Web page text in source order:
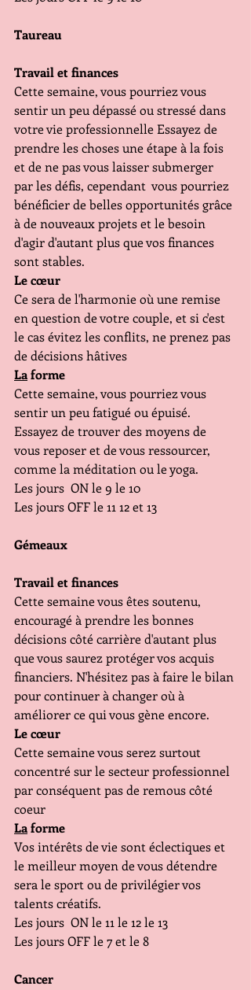
Taureau
Travail et finances
Cette semaine, vous pourriez vous
sentir un peu dépassé ou stressé dans
votre vie professionnelle Essayez de
prendre les choses une étape à la fois
et de ne pas vous laisser submerger
par les défis, cependant  vous pourriez
bénéficier de belles opportunités grâce
à de nouveaux projets et le besoin
d'agir d'autant plus que vos finances
sont stables.
Le cœur
Ce sera de l'harmonie où une remise
en question de votre couple, et si c'est
le cas évitez les conflits, ne prenez pas
de décisions hâtives
La forme
Cette semaine, vous pourriez vous
sentir un peu fatigué ou épuisé.
Essayez de trouver des moyens de
vous reposer et de vous ressourcer,
comme la méditation ou le yoga.
Les jours  ON le 9 le 10
Les jours OFF le 11 12 et 13
Gémeaux
Travail et finances
Cette semaine vous êtes soutenu,
encouragé à prendre les bonnes
décisions côté carrière d'autant plus
que vous saurez protéger vos acquis
financiers. N'hésitez pas à faire le bilan
pour continuer à changer où à
améliorer ce qui vous gène encore.
Le cœur
Cette semaine vous serez surtout
concentré sur le secteur professionnel
par conséquent pas de remous côté
coeur
La forme
Vos intérêts de vie sont éclectiques et
le meilleur moyen de vous détendre
sera le sport ou de privilégier vos
talents créatifs.
Les jours  ON le 11 le 12 le 13
Les jours OFF le 7 et le 8
Cancer